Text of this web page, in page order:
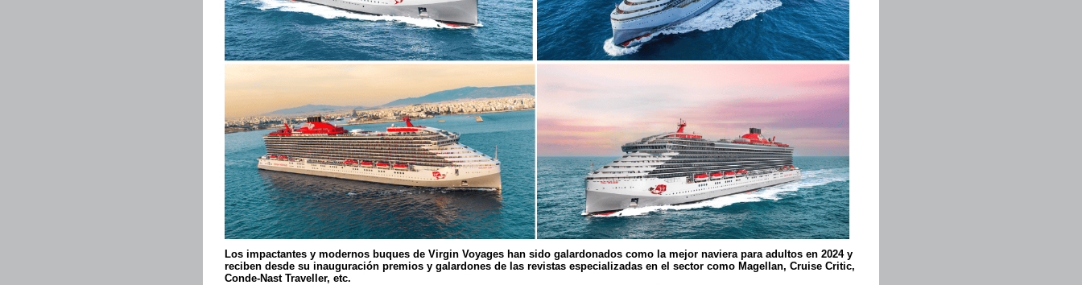
Los impactantes y modernos buques de Virgin Voyages han sido galardonados como la mejor naviera para adultos en 2024 y
reciben desde su inauguración premios y galardones de las revistas especializadas en el sector como Magellan, Cruise Critic,
Conde-Nast Traveller, etc.